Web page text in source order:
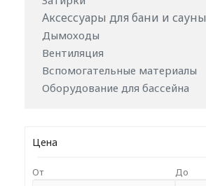
Аксессуары для бани и сауны
Дымоходы
Вентиляция
Вспомогательные материалы
Оборудование для бассейна
Цена
От До